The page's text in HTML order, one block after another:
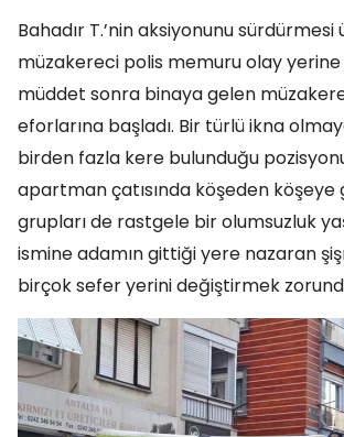
Bahadır T.’nin aksiyonunu sürdürmesi
müzakereci polis memuru olay yerine
müddet sonra binaya gelen
eforlarına başladı. Bir türlü ikna
birden fazla kere bulunduğu
apartman çatısında köşeden köşeye
grupları de rastgele bir olumsuzluk
ismine adamın gittiği yere nazaran
birçok sefer yerini değiştirmek